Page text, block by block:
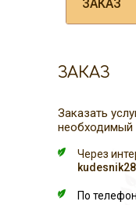
ЗАКАЗ
По
Через
Заказать
необходимый